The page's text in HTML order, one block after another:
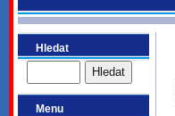
Hledat
Menu